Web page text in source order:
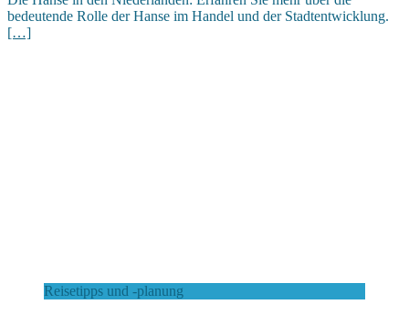
bedeutende Rolle der Hanse im Handel und der Stadtentwicklung.
[…]
Reisetipps und -planung